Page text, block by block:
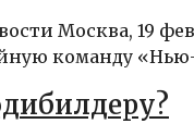
Москва, 19
команду